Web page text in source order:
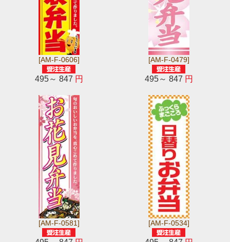
[AM-F-0606]
495～ 847 円
[AM-F-0479]
495～ 847 円
[AM-F-0581] [AM-F-0534]